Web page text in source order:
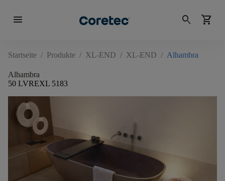
menu search shopping_cart
Startseite / Produkte / XL-END / XL-END / Alhambra
Alhambra
50 LVREXL 5183